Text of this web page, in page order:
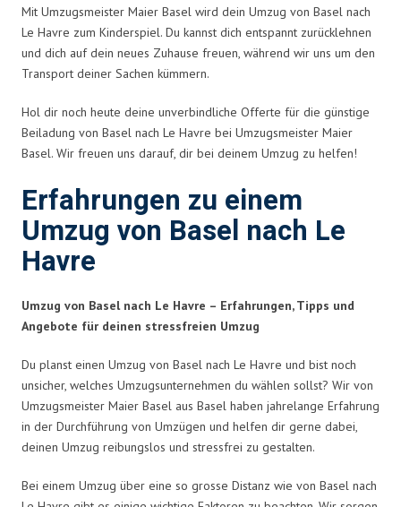
Mit Umzugsmeister Maier Basel wird dein Umzug von Basel nach
Le Havre zum Kinderspiel. Du kannst dich entspannt zurücklehnen
und dich auf dein neues Zuhause freuen, während wir uns um den
Transport deiner Sachen kümmern.
Hol dir noch heute deine unverbindliche Offerte für die günstige
Beiladung von Basel nach Le Havre bei Umzugsmeister Maier
Basel. Wir freuen uns darauf, dir bei deinem Umzug zu helfen!
Erfahrungen zu einem
Umzug von Basel nach Le
Havre
Umzug von Basel nach Le Havre – Erfahrungen, Tipps und
Angebote für deinen stressfreien Umzug
Du planst einen Umzug von Basel nach Le Havre und bist noch
unsicher, welches Umzugsunternehmen du wählen sollst? Wir von
Umzugsmeister Maier Basel aus Basel haben jahrelange Erfahrung
in der Durchführung von Umzügen und helfen dir gerne dabei,
deinen Umzug reibungslos und stressfrei zu gestalten.
Bei einem Umzug über eine so grosse Distanz wie von Basel nach